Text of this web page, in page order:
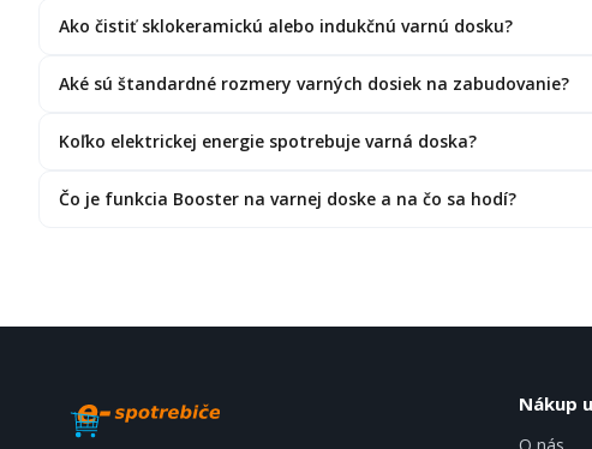
Ako čistiť sklokeramickú alebo indukčnú varnú dosku?
Aké sú štandardné rozmery varných dosiek na zabudovanie?
Koľko elektrickej energie spotrebuje varná doska?
Čo je funkcia Booster na varnej doske a na čo sa hodí?
Nákup